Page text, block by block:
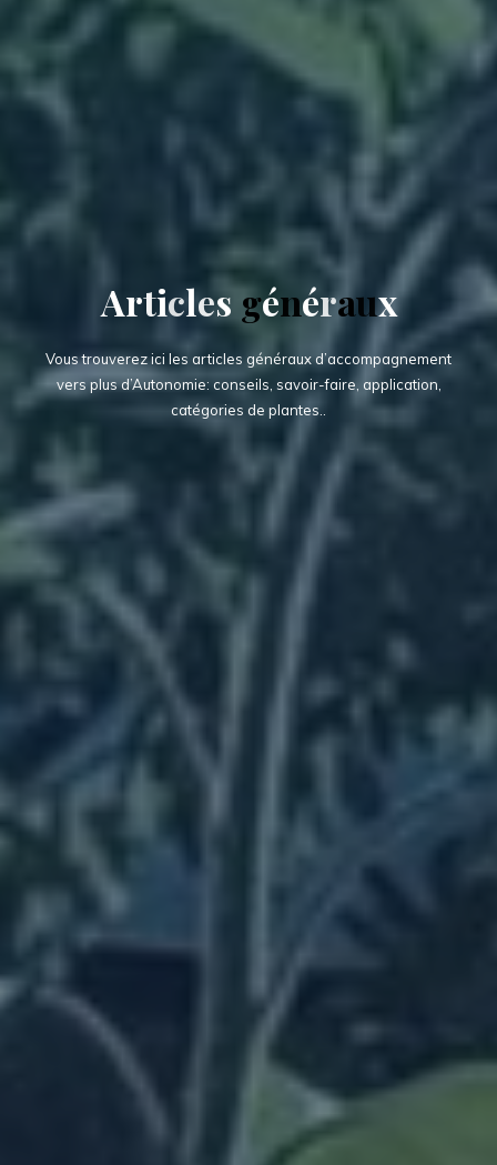
Articles généraux
Vous trouverez ici les articles généraux d’accompagnement
vers plus d’Autonomie: conseils, savoir-faire, application,
catégories de plantes..